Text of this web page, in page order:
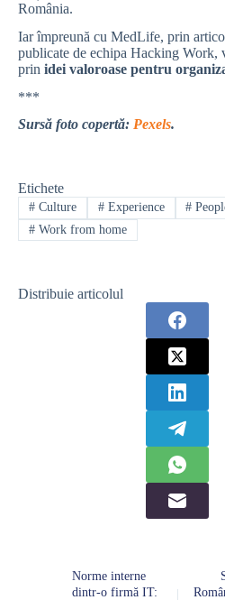
România.
Iar împreună cu MedLife, prin
publicate de echipa Hacking Work,
prin idei valoroase pentru
***
Sursă foto copertă: Pexels.
Etichete
#Culture #Experience #
#Work from home
Distribuie articolul
Norme interne
dintr-o firmă IT: